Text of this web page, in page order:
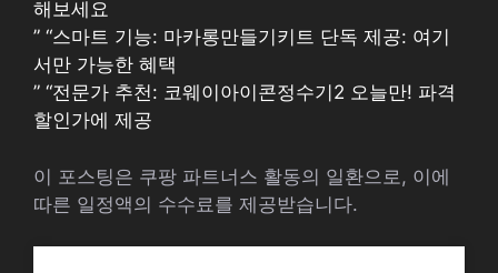
해보세요
” “스마트 기능: 마카롱만들기키트 단독 제공: 여기
서만 가능한 혜택
” “전문가 추천: 코웨이아이콘정수기2 오늘만! 파격
할인가에 제공
이 포스팅은 쿠팡 파트너스 활동의 일환으로, 이에
따른 일정액의 수수료를 제공받습니다.